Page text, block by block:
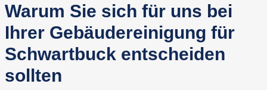
Warum Sie sich für uns bei
Ihrer Gebäudereinigung für
Schwartbuck entscheiden
sollten